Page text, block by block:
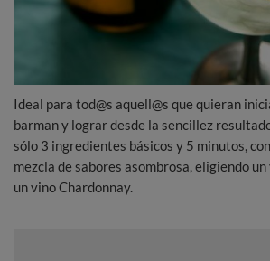
Ideal para tod@s aquell@s que quieran
barman y lograr desde la sencillez
sólo 3 ingredientes básicos y 5 minutos,
mezcla de sabores asombrosa, eligiendo
un vino Chardonnay.